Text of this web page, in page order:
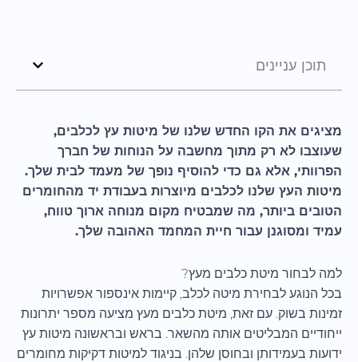
תוכן עניינים
מציגים את הקו החדש שלנו של מיטות עץ לכלבים,
שעוצבו לא רק מתוך מחשבה על הנוחות של חברך
הפרוותי, אלא גם כדי להוסיף נופך של מעמד לבית שלך.
מיטות העץ שלנו לכלבים מיוצרות בעבודת יד מהחומרים
הטובים ביותר, מה שמבטיח מקום מנוחה ארוך טווח,
עמיד ומסוגנן עבור חיית המחמד האהובה שלך.
למה לבחור מיטת כלבים מעץ?
בכל הנוגע לבחירת מיטה לכלב, קיימות אינספור אפשרויות
זמינות בשוק. עם זאת, מיטת כלבים מעץ מציעה מספר יתרונות
ייחודיים המבליטים אותה מהשאר. בראש ובראשונה מיטות עץ
ידועות בעמידותן ובחוסן שלהן. בניגוד למיטות דקיקות מחומרים